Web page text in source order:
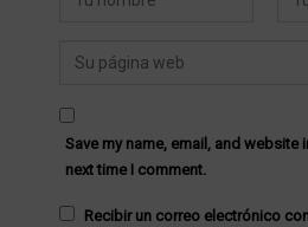
Save my name, email, and website
next time I comment.
Recibir un correo electrónico